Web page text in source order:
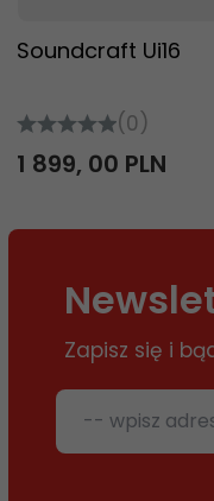
Soundcraft Ui16
(0)
1 899, 00 PLN
Zapisz się i
-- wpisz